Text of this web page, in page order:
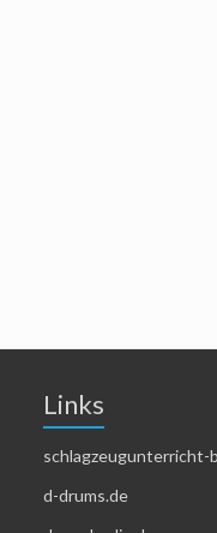
Links
schlagzeugunterricht-
d-drums.de